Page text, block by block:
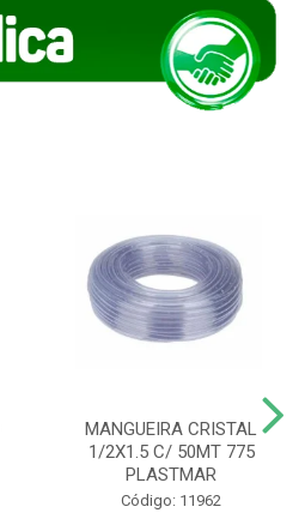
MANGUEIRA CRISTAL
1/2X1.5 C/ 50MT 775
PLASTMAR
Código: 11962